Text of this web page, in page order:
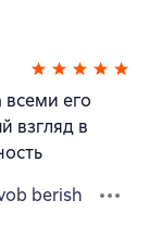
его
взгляд в
berish